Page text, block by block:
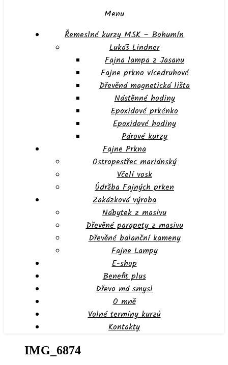
Menu
Řemeslné kurzy MSK – Bohumín
Lukáš Lindner
Fajna lampa z Jasanu
Fajne prkno vícedruhové
Dřevěná magnetická lišta
Nástěnné hodiny
Epoxidové prkénko
Epoxidové hodiny
Párové kurzy
Fajne Prkna
Ostropestřec mariánský
Včelí vosk
Údržba Fajných prken
Zakázková výroba
Nábytek z masivu
Dřevěné parapety z masivu
Dřevěné balanční kameny
Fajne Lampy
E-shop
Benefit plus
Dřevo má smysl
O mně
Volné termíny kurzů
Kontakty
IMG_6874